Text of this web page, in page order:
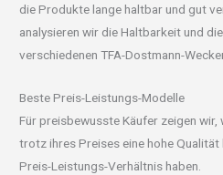
die Produkte lange haltbar und gut
analysieren wir die Haltbarkeit und
verschiedenen TFA-Dostmann-
Beste Preis-Leistungs-Modelle
Für preisbewusste Käufer zeigen
trotz ihres Preises eine hohe
Preis-Leistungs-Verhältnis haben.